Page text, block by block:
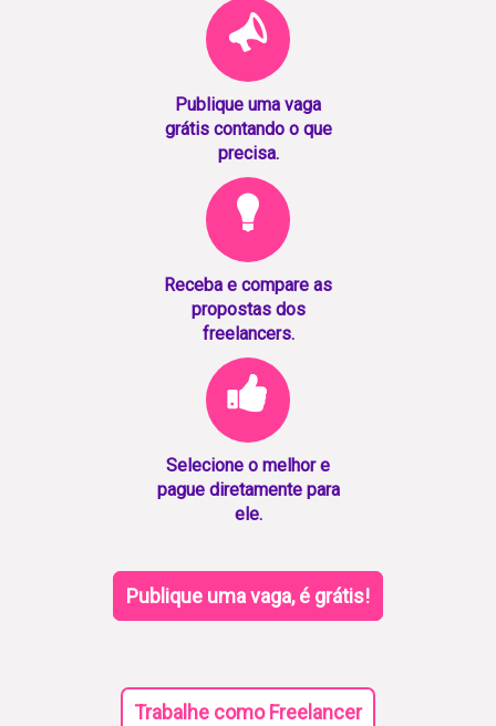
Publique uma vaga
grátis contando o que
precisa.
Receba e compare as
propostas dos
freelancers.
Selecione o melhor e
pague diretamente para
ele.
Publique uma vaga, é grátis!
Trabalhe como Freelancer